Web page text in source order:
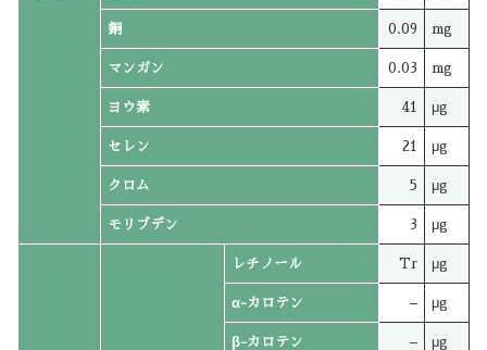
銅 0.09 mg
マンガン 0.03 mg
ヨウ素 41 μg
セレン 21 μg
クロム 5 μg
モリブデン 3 μg
レチノール Tr μg
α-カロテン – μg
β-カロテン – μg